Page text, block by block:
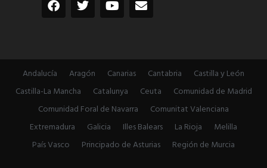
Andalucía Aragón Canarias Cantabria
Castilla y León
Castilla-La Mancha
Catalunya Ceuta
Comunidad de Madrid
Comunidad Foral de Navarra
Comunitat Valenciana
Extremadura
Galicia Illes Balears La Rioja
Melilla
País Vasco
Principado de Asturias
Región de Murcia